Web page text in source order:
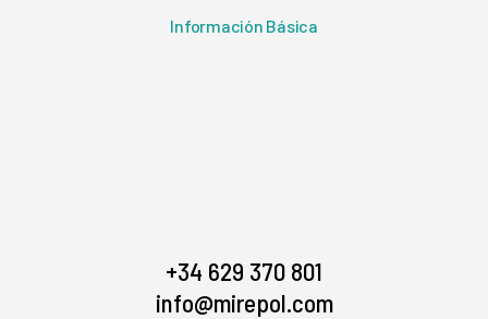
Información Básica
+34 629 370 801
info@mirepol.com